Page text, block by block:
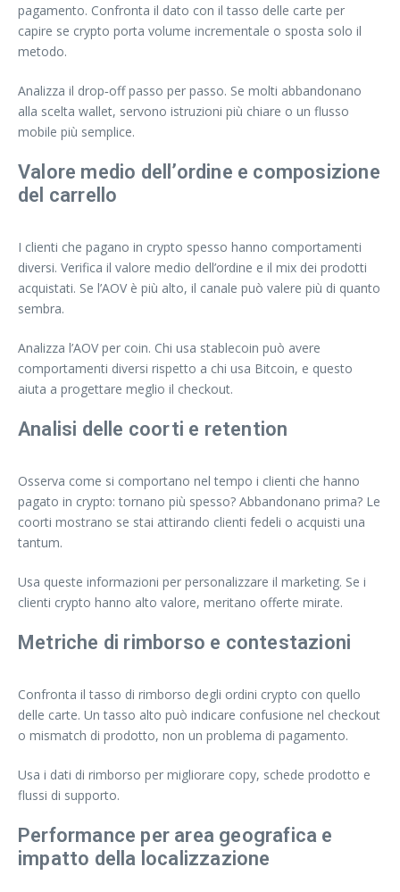
pagamento. Confronta il dato con il tasso delle carte per
capire se crypto porta volume incrementale o sposta solo il
metodo.
Analizza il drop‑off passo per passo. Se molti abbandonano
alla scelta wallet, servono istruzioni più chiare o un flusso
mobile più semplice.
Valore medio dell’ordine e composizione
del carrello
I clienti che pagano in crypto spesso hanno comportamenti
diversi. Verifica il valore medio dell’ordine e il mix dei prodotti
acquistati. Se l’AOV è più alto, il canale può valere più di quanto
sembra.
Analizza l’AOV per coin. Chi usa stablecoin può avere
comportamenti diversi rispetto a chi usa Bitcoin, e questo
aiuta a progettare meglio il checkout.
Analisi delle coorti e retention
Osserva come si comportano nel tempo i clienti che hanno
pagato in crypto: tornano più spesso? Abbandonano prima? Le
coorti mostrano se stai attirando clienti fedeli o acquisti una
tantum.
Usa queste informazioni per personalizzare il marketing. Se i
clienti crypto hanno alto valore, meritano offerte mirate.
Metriche di rimborso e contestazioni
Confronta il tasso di rimborso degli ordini crypto con quello
delle carte. Un tasso alto può indicare confusione nel checkout
o mismatch di prodotto, non un problema di pagamento.
Usa i dati di rimborso per migliorare copy, schede prodotto e
flussi di supporto.
Performance per area geografica e
impatto della localizzazione